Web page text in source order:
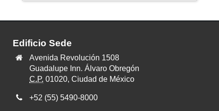
Edificio Sede
Dirección
del
edificio
Avenida Revolución 1508
Guadalupe Inn. Álvaro Obregón
C.P. 01020, Ciudad de México
Teléfono
+52 (55) 5490-8000